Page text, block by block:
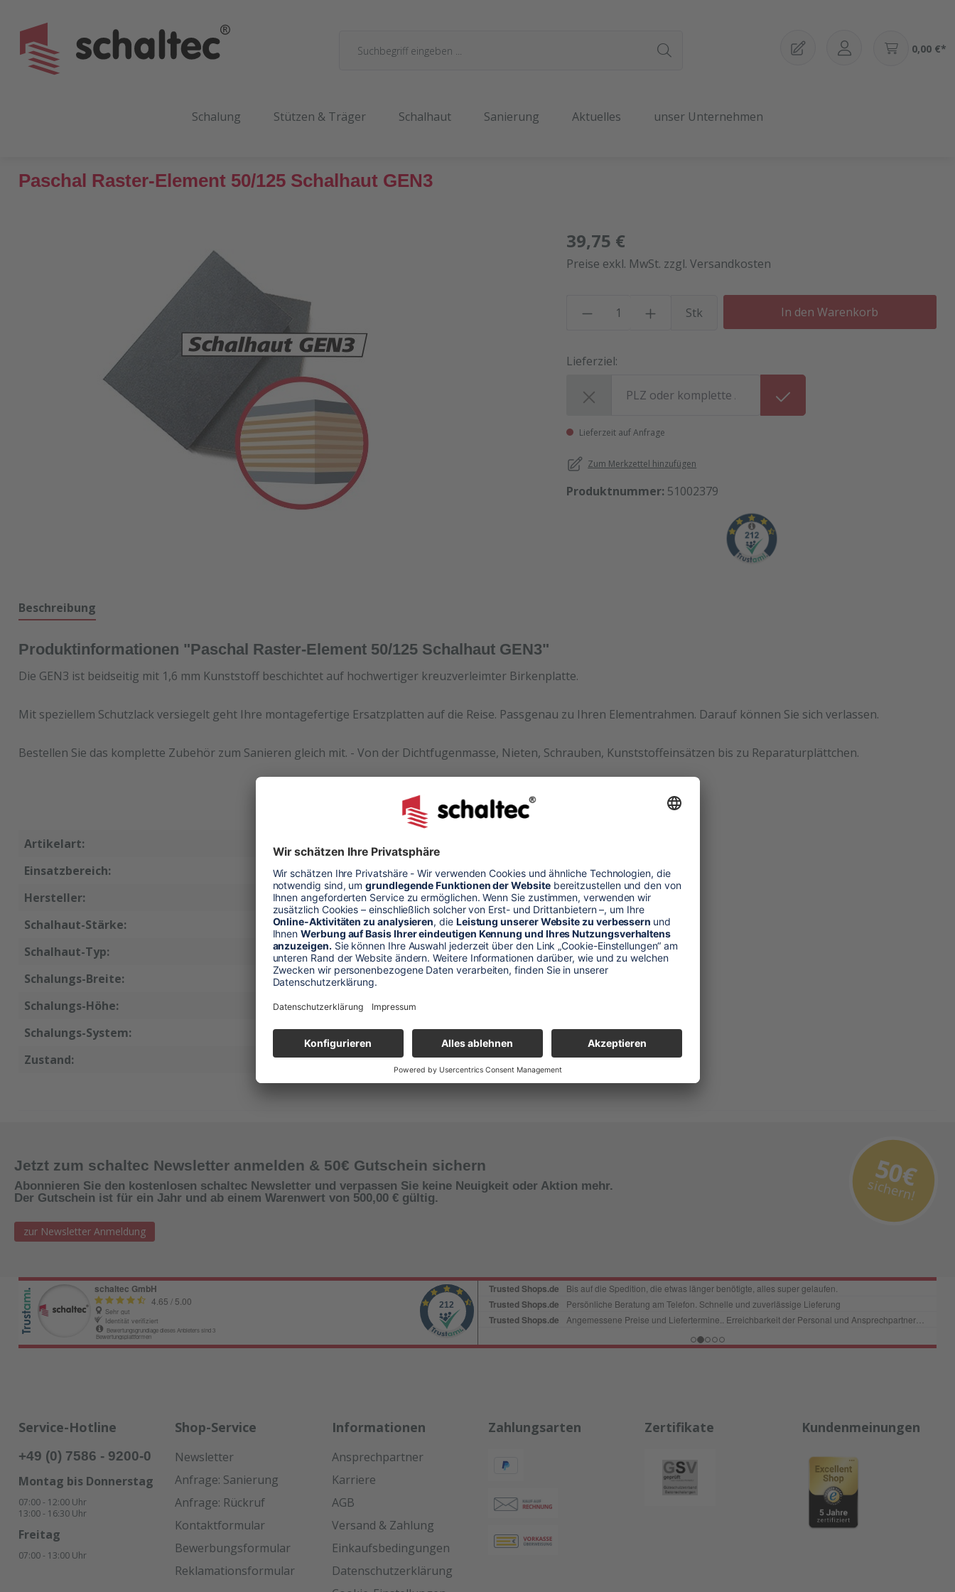
0,00 €*
Schalung Stützen & Träger Schalhaut Sanierung Aktuelles unser Unternehmen
Paschal Raster-Element 50/125 Schalhaut GEN3
39,75 €
Preise exkl. MwSt. zzgl. Versandkosten
Produkt Anzahl: Gib den
Stk In den Warenkorb
Lieferziel:
Lieferzeit auf Anfrage
Zum Merkzettel hinzufügen
Produktnummer: 51002379
Beschreibung
Produktinformationen "Paschal Raster-Element 50/125 Schalhaut GEN3"
Die GEN3 ist beidseitig mit 1,6 mm Kunststoff beschichtet auf hochwertiger kreuzverleimter Birkenplatte.
Mit speziellem Schutzlack versiegelt geht Ihre montagefertige Ersatzplatten auf die Reise. Passgenau zu Ihren Elementrahmen. Darauf können Sie sich verlassen.
Bestellen Sie das komplette Zubehör zum Sanieren gleich mit. - Von der Dichtfugenmasse, Nieten, Schrauben, Kunststoffeinsätzen bis zu Reparaturplättchen.
Artikelart:
Ersatzschalhaut
Einsatzbereich:
Wandschalung
Hersteller:
Paschal
Schalhaut-Stärke:
15 mm
Schalhaut-Typ:
GEN3
Schalungs-Breite:
50 cm
Schalungs-Höhe:
125 cm
Schalungs-System:
Raster
Zustand:
neu
Jetzt zum schaltec Newsletter anmelden & 50€ Gutschein sichern
Abonnieren Sie den kostenlosen schaltec Newsletter und verpassen Sie keine Neuigkeit oder Aktion mehr.
Der Gutschein ist für ein Jahr und ab einem Warenwert von 500,00 € gültig.
zur Newsletter Anmeldung
50€
sichern!
Service-Hotline
+49 (0) 7586 - 9200-0
Montag bis Donnerstag
07:00 - 12:00 Uhr
13:00 - 16:30 Uhr
Freitag
07:00 - 13:00 Uhr
Shop-Service
Newsletter
Anfrage: Sanierung
Anfrage: Rückruf
Kontaktformular
Bewerbungsformular
Reklamationsformular
Informationen
Ansprechpartner
Karriere
AGB
Versand & Zahlung
Einkaufsbedingungen
Datenschutzerklärung
Zahlungsarten Zertifikate Kundenmeinungen